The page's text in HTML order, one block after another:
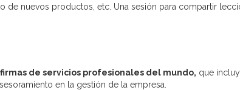
nuevos productos, etc. Una sesión para compartir
de servicios profesionales del mundo, que
en la gestión de la empresa.